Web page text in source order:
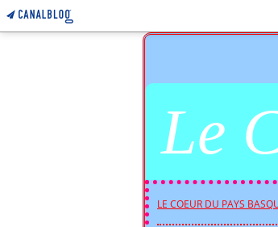
Le
LE COEUR DU PAYS